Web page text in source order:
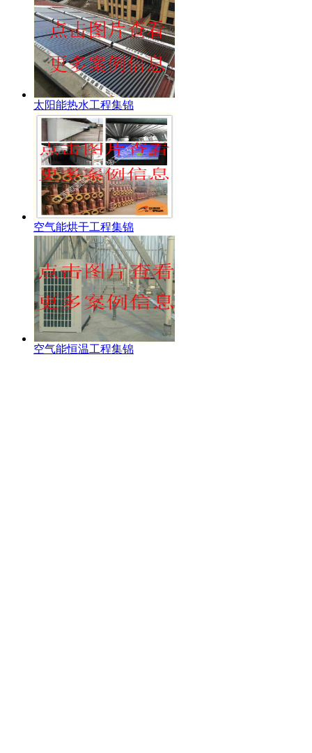
太阳能热水工程集锦
空气能烘干工程集锦
空气能恒温工程集锦